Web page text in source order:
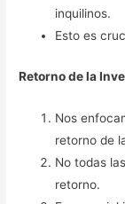
inquilinos.
Esto es
Retorno de la
Nos
retorno de
No todas
retorno.